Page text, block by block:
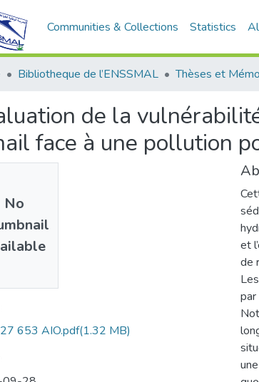
Communities & Collections Statistics
Bibliotheque de l’ENSSMAL Thèses et
de la
face à une pollution
No
653 AIO.pdf(1.32 MB)
et
de